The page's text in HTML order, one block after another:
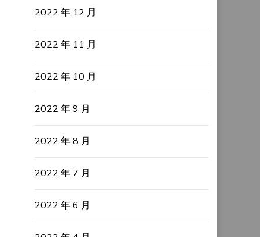
2022 年 12 月
2022 年 11 月
2022 年 10 月
2022 年 9 月
2022 年 8 月
2022 年 7 月
2022 年 6 月